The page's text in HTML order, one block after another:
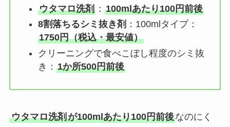
ウタマロ洗剤： 100mlあたり100円前後
8割落ちるシミ抜き剤 ：100mlタイプ：
1750円（税込・最安値）
クリーニングで食べこぼし程度のシミ抜
き： 1か所500円前後
ウタマロ洗剤が100mlあたり100円前後なのにく